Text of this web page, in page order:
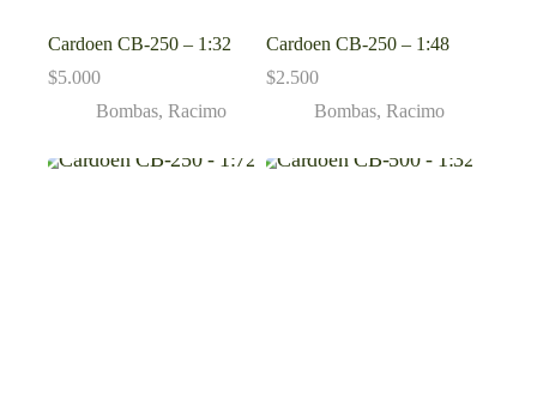
Cardoen CB-250 – 1:32
$5.000
Bombas, Racimo
Cardoen CB-250 – 1:48
$2.500
Bombas,Racimo